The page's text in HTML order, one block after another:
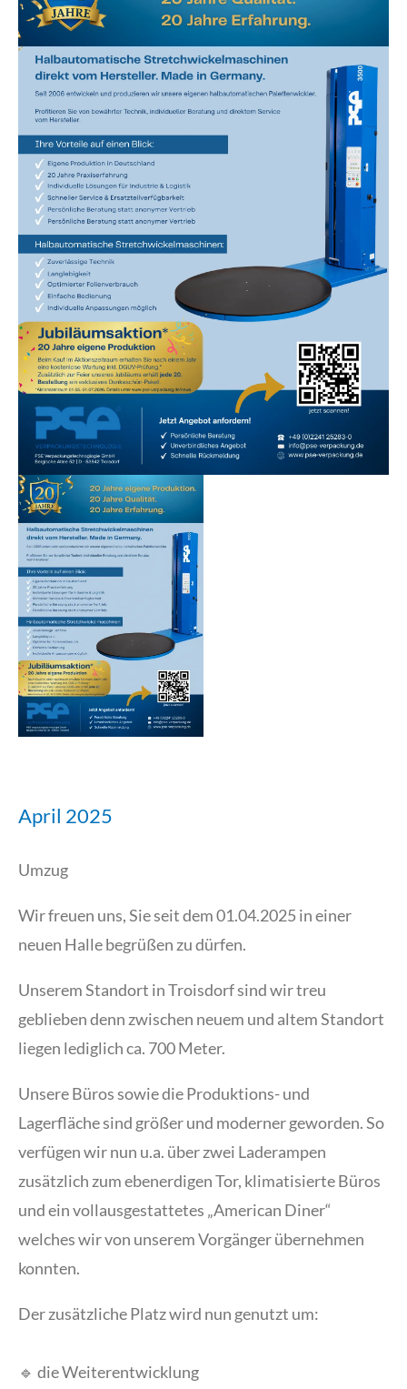
April 2025
Umzug
Wir freuen uns, Sie seit dem 01.04.2025 in einer
neuen Halle begrüßen zu dürfen.
Unserem Standort in Troisdorf sind wir treu
geblieben denn zwischen neuem und altem Standort
liegen lediglich ca. 700 Meter.
Unsere Büros sowie die Produktions- und
Lagerfläche sind größer und moderner geworden. So
verfügen wir nun u.a. über zwei Laderampen
zusätzlich zum ebenerdigen Tor, klimatisierte Büros
und ein vollausgestattetes „American Diner“
welches wir von unserem Vorgänger übernehmen
konnten.
Der zusätzliche Platz wird nun genutzt um:
🔹 die Weiterentwicklung